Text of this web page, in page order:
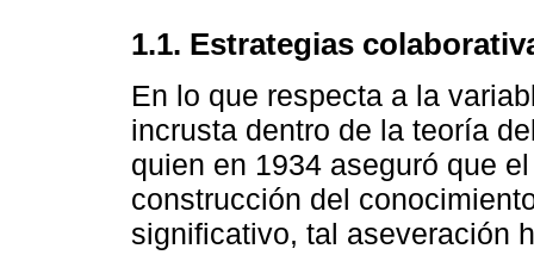
1.1. Estrategias
En lo que respecta a la
incrusta dentro de la teoría
quien en 1934 aseguró que
construcción del
significativo, tal aseveración